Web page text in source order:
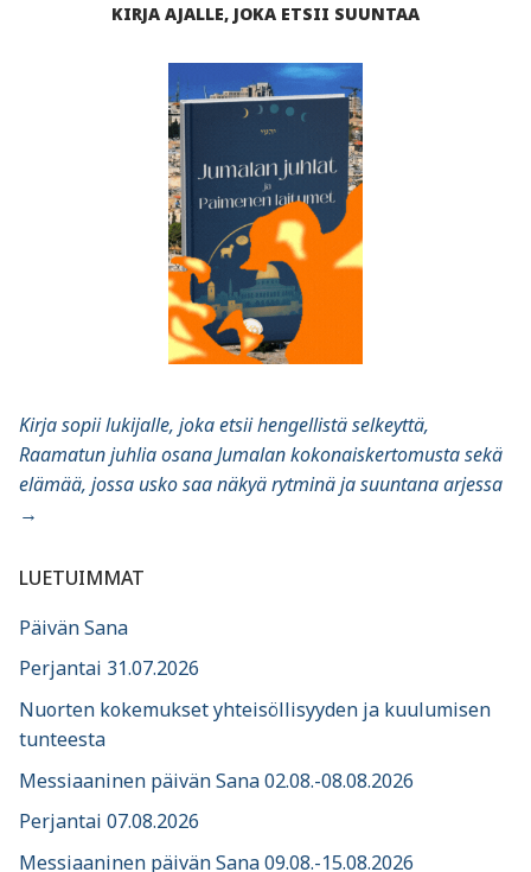
KIRJA AJALLE, JOKA ETSII SUUNTAA
Kirja sopii lukijalle, joka etsii hengellistä selkeyttä,
Raamatun juhlia osana Jumalan kokonaiskertomusta sekä
elämää, jossa usko saa näkyä rytminä ja suuntana arjessa
→
LUETUIMMAT
Päivän Sana
Perjantai 31.07.2026
Nuorten kokemukset yhteisöllisyyden ja kuulumisen
tunteesta
Messiaaninen päivän Sana 02.08.-08.08.2026
Perjantai 07.08.2026
Messiaaninen päivän Sana 09.08.-15.08.2026